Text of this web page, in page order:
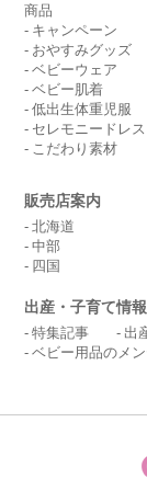
商品
キャンペーン
おやすみグッズ
ベビーウェア
ベビー肌着
低出生体重児服
セレモニードレス
こだわり素材
販売店案内
北海道
中部
四国
出産・子育て情報
特集記事 出
ベビー用品のメ